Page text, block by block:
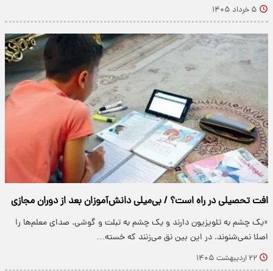
۵ خرداد ۱۴۰۵
افت تحصیلی در راه است؟ / بی‌میلی دانش‌آموزان بعد از دوران مجازی
«یک چشم به تلویزیون دارند و یک چشم به تبلت و گوشی‌. صدای معلم‌ها را
اصلا نمی‌شنوند. در این بین نق می‌زنند که خسته…
۲۲ اردیبهشت ۱۴۰۵